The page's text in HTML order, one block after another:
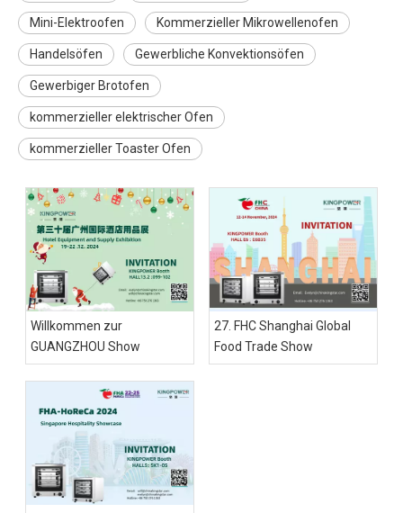
Mini-Elektroofen Kommerzieller Mikrowellenofen
Handelsöfen Gewerbliche Konvektionsöfen
Gewerbiger Brotofen
kommerzieller elektrischer Ofen
kommerzieller Toaster Ofen
Willkommen zur
GUANGZHOU Show
27. FHC Shanghai Global
Food Trade Show